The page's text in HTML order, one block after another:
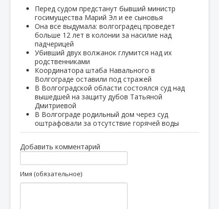
Перед судом предстанут бывший министр
госимущества Марий Эл и ее сыновья
Она все выдумала: волгоградец проведет
больше 12 лет в колонии за насилие над
падчерицей
Убивший двух волжанок глумится над их
родственниками
Координатора штаба Навального в
Волгограде оставили под стражей
В Волгоградской области состоялся суд над
вышедшей на защиту дубов Татьяной
Дмитриевой
В Волгограде родильный дом через суд
оштрафовали за отсутствие горячей воды
Добавить комментарий
Имя (обязательное)